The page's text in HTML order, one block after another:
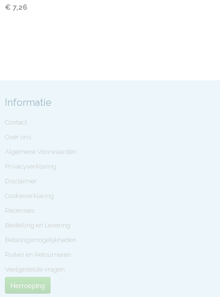
€ 7,26
Informatie
Contact
Over ons
Algemene Voorwaarden
Privacyverklaring
Disclaimer
Cookieverklaring
Recensies
Bestelling en Levering
Betalingsmogelijkheden
Ruilen en Retourneren
Veelgestelde vragen
Herroeping